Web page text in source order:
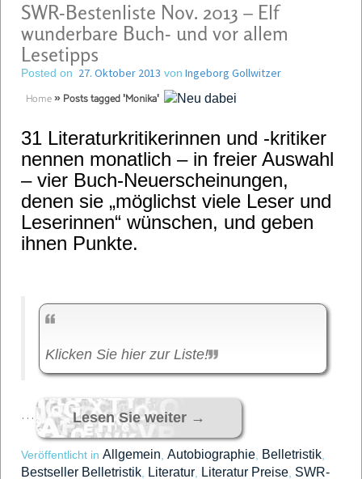
SWR-Bestenliste Nov. 2013 – Elf
wunderbare Buch- und vor allem
Lesetipps
Posted on 27. Oktober 2013 von Ingeborg Gollwitzer
Home » Posts tagged 'Monika'
31 Literaturkritikerinnen und -kritiker
nennen monatlich – in freier Auswahl
– vier Buch-Neuerscheinungen,
denen sie „möglichst viele Leser und
Leserinnen“ wünschen, und geben
ihnen Punkte.
Klicken Sie hier zur Liste!
… Lesen Sie weiter →
Veröffentlicht in Allgemein Autobiographie Belletristik
Bestseller Belletristik Literatur Literatur Preise SWR-